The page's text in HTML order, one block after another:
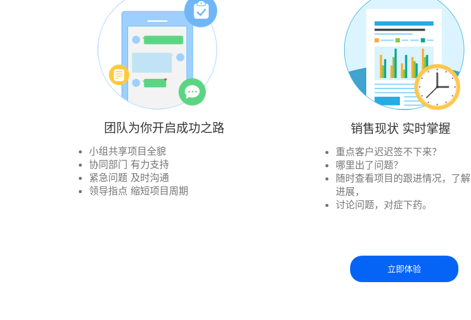
团队为你开启成功之路
小组共享项目全貌
协同部门 有力支持
紧急问题 及时沟通
领导指点 缩短项目周期
销售现状 实时掌握
重点客户迟迟签不下来？
哪里出了问题？
随时查看项目的跟进情况，了解
进展，
讨论问题，对症下药。
立即体验